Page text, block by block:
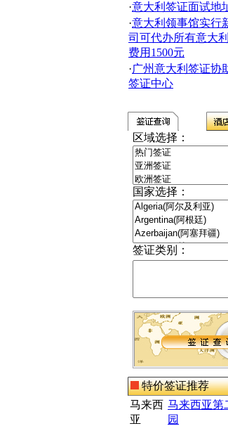
·意大利签证面试地
·意大利领事馆实行
司可代办所有意大
费用1500元
·广州意大利签证协
签证中心
区域选择：
国家选择：
签证类别：
特价签证推荐
马来西
亚
马来西亚第
园